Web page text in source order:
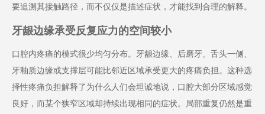
要追溯其接触路径，而不仅仅是描述症状，才能找到合理的解释。
牙龈边缘承受反复应力的空间较小
口腔内疼痛的模式很少均匀分布。牙龈边缘、后磨牙、舌头一侧、
牙釉质边缘或支撑层可能比邻近区域承受更大的疼痛负担。这种选
择性疼痛负担解释了为什么人们会坦诚地说，口腔大部分区域感觉
良好，而某个狭窄区域却持续出现相同的症状。局部重复仍然是重